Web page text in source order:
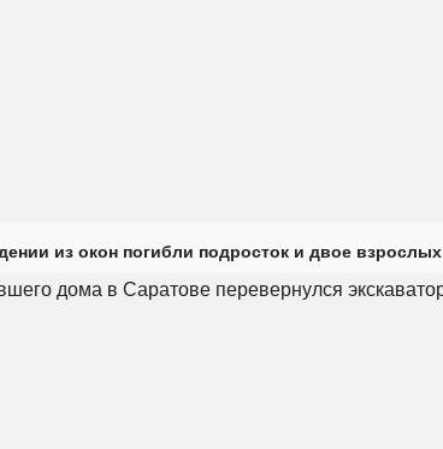
из окон погибли подросток и двое взрослых